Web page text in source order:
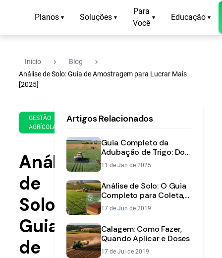
Planos ▾ Soluções ▾
Para
Você
▾ Educação ▾
Início navigate_next Blog navigate_next
Análise de Solo: Guia de Amostragem para Lucrar Mais
[2025]
GESTÃO
AGRÍCOLA
Feb
2025
min
leitura
Análise
de
Solo:
Guia
de
Artigos Relacionados
Guia Completo da
Adubação de Trigo: Do
Plantio à Colheita
11 de Jan de 2025
Análise de Solo: O Guia
Completo para Coleta,
Interpretação e Manejo
17 de Jun de 2019
Calagem: Como Fazer,
Quando Aplicar e Doses
17 de Jul de 2019